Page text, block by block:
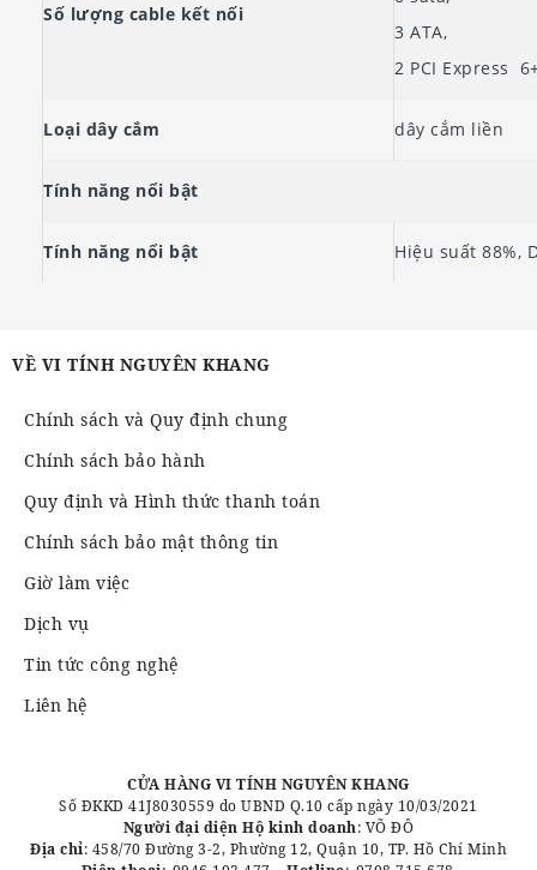
Số lượng cable kết nối
3 ATA,
2 PCI Express
Loại dây cắm dây cắm liền
Tính năng nổi bật
Tính năng nổi bật Hiệu suất 88%,
VỀ VI TÍNH NGUYÊN KHANG
Chính sách và Quy định chung
Chính sách bảo hành
Quy định và Hình thức thanh toán
Chính sách bảo mật thông tin
Giờ làm việc
Dịch vụ
Tin tức công nghệ
Liên hệ
CỬA HÀNG VI TÍNH NGUYÊN KHANG
Số ĐKKD 41J8030559 do UBND Q.10 cấp ngày 10/03/2021
Người đại diện Hộ kinh doanh: VÕ ĐÔ
Địa chỉ: 458/70 Đường 3-2, Phường 12, Quận 10, TP. Hồ Chí Minh